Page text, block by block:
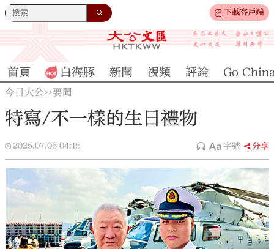
下載客戶端
首頁 白海豚 新聞 視頻 評論 Go
今日大公>>要聞
特寫/不一樣的生日禮物
2025.07.06 04:15 字號 分享